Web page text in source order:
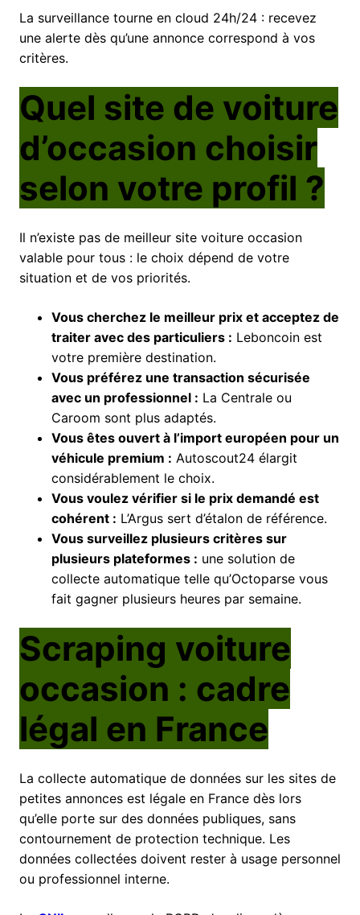
La surveillance tourne en cloud 24h/24 : recevez
une alerte dès qu’une annonce correspond à vos
critères.
Quel site de voiture
d’occasion choisir
selon votre profil ?
Il n’existe pas de meilleur site voiture occasion
valable pour tous : le choix dépend de votre
situation et de vos priorités.
Vous cherchez le meilleur prix et acceptez de
traiter avec des particuliers : Leboncoin est
votre première destination.
Vous préférez une transaction sécurisée
avec un professionnel : La Centrale ou
Caroom sont plus adaptés.
Vous êtes ouvert à l’import européen pour un
véhicule premium : Autoscout24 élargit
considérablement le choix.
Vous voulez vérifier si le prix demandé est
cohérent : L’Argus sert d’étalon de référence.
Vous surveillez plusieurs critères sur
plusieurs plateformes : une solution de
collecte automatique telle qu’Octoparse vous
fait gagner plusieurs heures par semaine.
Scraping voiture
occasion : cadre
légal en France
La collecte automatique de données sur les sites de
petites annonces est légale en France dès lors
qu’elle porte sur des données publiques, sans
contournement de protection technique. Les
données collectées doivent rester à usage personnel
ou professionnel interne.